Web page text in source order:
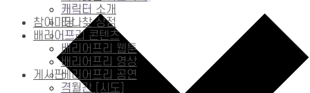
종합편
참여마당
인터뷰
응원메시지
창작마당
게시판
공지사항
캐릭터 소개
떠나찾 상점
배리어프리 콘텐츠
배리어프리 웹툰
배리어프리 영상
베리어프리 공연
격월간 [시도]
1 콘텐츠